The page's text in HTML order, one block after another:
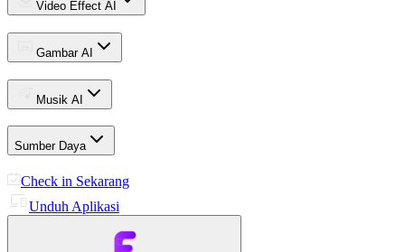
Video Effect AI
Gambar AI
Musik AI
Sumber Daya
Check in Sekarang
Unduh Aplikasi